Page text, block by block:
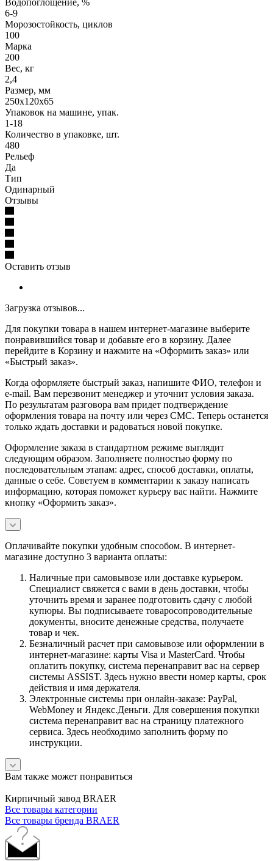
6-9
Морозостойкость, циклов
100
Марка
200
Вес, кг
2,4
Размер, мм
250х120х65
Упаковок на машине, упак.
1-18
Количество в упаковке, шт.
480
Рельеф
Да
Тип
Одинарный
Отзывы
Оставить отзыв
Загрузка отзывов...
Для покупки товара в нашем интернет-магазине выберите
понравившийся товар и добавьте его в корзину. Далее
перейдите в Корзину и нажмите на «Оформить заказ» или
«Быстрый заказ».
Когда оформляете быстрый заказ, напишите ФИО, телефон и
e-mail. Вам перезвонит менеджер и уточнит условия заказа.
По результатам разговора вам придет подтверждение
оформления товара на почту или через СМС. Теперь останется
только ждать доставки и радоваться новой покупке.
Оформление заказа в стандартном режиме выглядит
следующим образом. Заполняете полностью форму по
последовательным этапам: адрес, способ доставки, оплаты,
данные о себе. Советуем в комментарии к заказу написать
информацию, которая поможет курьеру вас найти. Нажмите
кнопку «Оформить заказ».
Оплачивайте покупки удобным способом. В интернет-
магазине доступно 3 варианта оплаты:
Наличные при самовывозе или доставке курьером.
Специалист свяжется с вами в день доставки, чтобы
уточнить время и заранее подготовить сдачу с любой
купюры. Вы подписываете товаросопроводительные
документы, вносите денежные средства, получаете
товар и чек.
Безналичный расчет при самовывозе или оформлении в
интернет-магазине: карты Visa и MasterCard. Чтобы
оплатить покупку, система перенаправит вас на сервер
системы ASSIST. Здесь нужно ввести номер карты, срок
действия и имя держателя.
Электронные системы при онлайн-заказе: PayPal,
WebMoney и Яндекс.Деньги. Для совершения покупки
система перенаправит вас на страницу платежного
сервиса. Здесь необходимо заполнить форму по
инструкции.
Вам также может понравиться
Кирпичный завод BRAER
Все товары категории
Все товары бренда BRAER